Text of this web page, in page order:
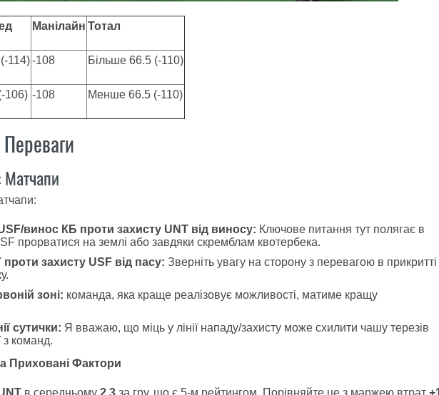
Манілайн Тотал
114)-108 Більше 66.5 (-110)
106) -108 Менше 66.5 (-110)
Матчапи
винос КБ проти захисту UNT від виносу: Ключове питання тут полягає в
прорватися на землі або завдяки скремблам квотербека.
захисту USF від пасу: Зверніть увагу на сторону з перевагою в прикритті
зоні: команда, яка краще реалізовує можливості, матиме кращу
сутички: Я вважаю, що міць у лінії нападу/захисту може схилити чашу терезів
з команд.
Приховані Фактори
в середньому 2,3 за гру, що є 5-м рейтингом. Порівняйте це з маржею втрат +1